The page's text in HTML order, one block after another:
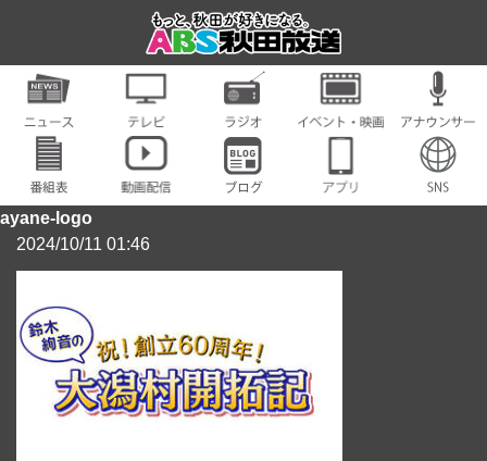
ayane-logo
2024/10/11 01:46